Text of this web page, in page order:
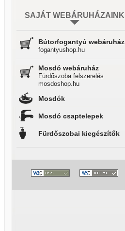
SAJÁT WEBÁRUHÁZAINK
Bútorfogantyú webáruház
fogantyushop.hu
Mosdó webáruház
Fürdőszoba felszerelés
mosdoshop.hu
Mosdók
Mosdó csaptelepek
Fürdőszobai kiegészítők